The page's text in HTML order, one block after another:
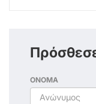
ΟΝΟΜΑ